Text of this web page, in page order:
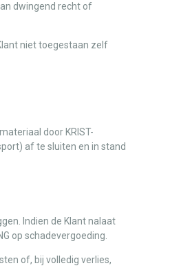
dwingend recht of
niet toegestaan zelf
door KRIST-
af te sluiten en in stand
Indien de Klant nalaat
op schadevergoeding.
of, bij volledig verlies,